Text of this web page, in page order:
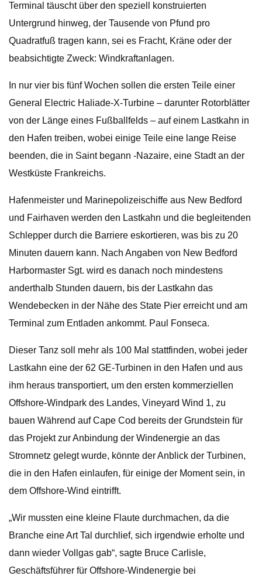
Terminal täuscht über den speziell konstruierten
Untergrund hinweg, der Tausende von Pfund pro
Quadratfuß tragen kann, sei es Fracht, Kräne oder der
beabsichtigte Zweck: Windkraftanlagen.
In nur vier bis fünf Wochen sollen die ersten Teile einer
General Electric Haliade-X-Turbine – darunter Rotorblätter
von der Länge eines Fußballfelds – auf einem Lastkahn in
den Hafen treiben, wobei einige Teile eine lange Reise
beenden, die in Saint begann -Nazaire, eine Stadt an der
Westküste Frankreichs.
Hafenmeister und Marinepolizeischiffe aus New Bedford
und Fairhaven werden den Lastkahn und die begleitenden
Schlepper durch die Barriere eskortieren, was bis zu 20
Minuten dauern kann. Nach Angaben von New Bedford
Harbormaster Sgt. wird es danach noch mindestens
anderthalb Stunden dauern, bis der Lastkahn das
Wendebecken in der Nähe des State Pier erreicht und am
Terminal zum Entladen ankommt. Paul Fonseca.
Dieser Tanz soll mehr als 100 Mal stattfinden, wobei jeder
Lastkahn eine der 62 GE-Turbinen in den Hafen und aus
ihm heraus transportiert, um den ersten kommerziellen
Offshore-Windpark des Landes, Vineyard Wind 1, zu
bauen Während auf Cape Cod bereits der Grundstein für
das Projekt zur Anbindung der Windenergie an das
Stromnetz gelegt wurde, könnte der Anblick der Turbinen,
die in den Hafen einlaufen, für einige der Moment sein, in
dem Offshore-Wind eintrifft.
„Wir mussten eine kleine Flaute durchmachen, da die
Branche eine Art Tal durchlief, sich irgendwie erholte und
dann wieder Vollgas gab“, sagte Bruce Carlisle,
Geschäftsführer für Offshore-Windenergie bei